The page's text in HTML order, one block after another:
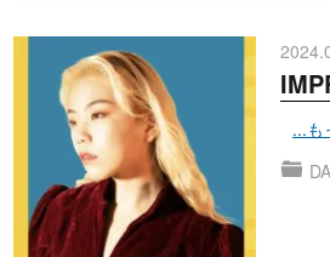
...も